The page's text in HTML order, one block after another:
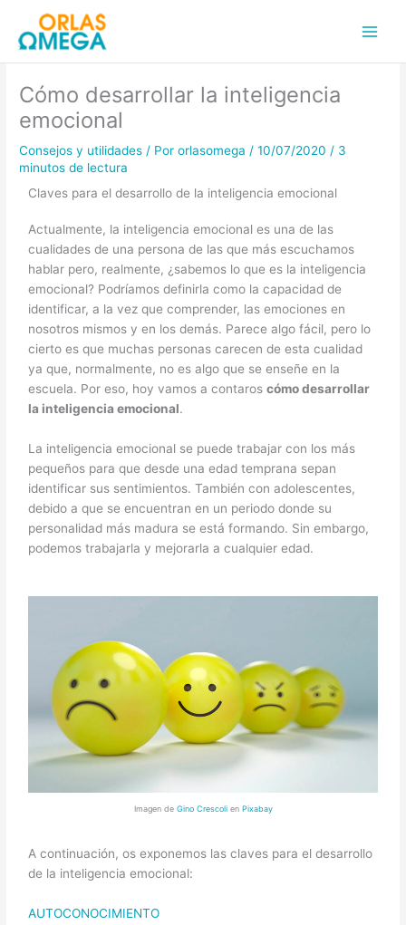
contenido
Cómo desarrollar la inteligencia
emocional
Consejos y utilidades / Pororlasomega /10/07/2020 / 3
minutos de lectura
Claves para el desarrollo de la inteligencia emocional
Actualmente, la inteligencia emocional es una de las
cualidades de una persona de las que más escuchamos
hablar pero, realmente, ¿sabemos lo que es la inteligencia
emocional? Podríamos definirla como la capacidad de
identificar, a la vez que comprender, las emociones en
nosotros mismos y en los demás. Parece algo fácil, pero lo
cierto es que muchas personas carecen de esta cualidad
ya que, normalmente, no es algo que se enseñe en la
escuela. Por eso, hoy vamos a contaroscómo desarrollar
la inteligencia emocional.
La inteligencia emocional se puede trabajar con los más
pequeños para que desde una edad temprana sepan
identificar sus sentimientos. También con adolescentes,
debido a que se encuentran en un periodo donde su
personalidad más madura se está formando. Sin embargo,
podemos trabajarla y mejorarla a cualquier edad.
Imagen de Gino Crescolien Pixabay
A continuación, os exponemos las claves para el desarrollo
de la inteligencia emocional:
AUTOCONOCIMIENTO